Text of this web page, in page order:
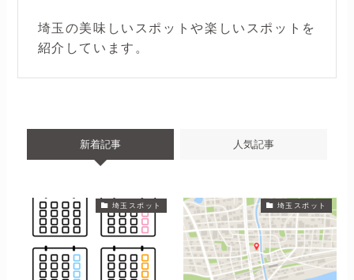
埼玉の美味しいスポットや楽しいスポットを
紹介しています。
新着記事 人気記事
埼玉スポット 埼玉スポット